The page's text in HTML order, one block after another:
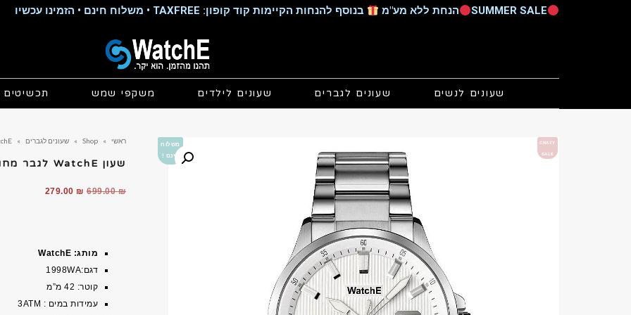
SUMMER SALE הנחת ללא מע"מ בנוסף להנחות הקיימות קוד קופון: TAXFREE • משלוח חינם • הזמינו עכשיו
שעונים לנשים שעונים לגברים שעונים לילדים משקפי שמש תכשיטים
CRAZY
SALE
משלוח
חינם !
ראשי »
Shop
» שעונים לגברים »
שעון WatchE לגבר מחוגים WA1998 כסף
699.00₪
המחיר
279.00 ₪
המחיר
מותג: WatchE
דגם:1998WA
קוטר: 42 מ”מ
עמידות במים : 3ATM